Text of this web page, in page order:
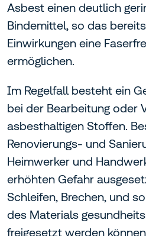
Asbest einen deutlich
Bindemittel, so das
Einwirkungen eine
ermöglichen.
Im Regelfall besteht ein
bei der Bearbeitung oder
asbesthaltigen Stoffen.
Renovierungs- und
Heimwerker und
erhöhten Gefahr
Schleifen, Brechen, und
des Materials
freigesetzt werden